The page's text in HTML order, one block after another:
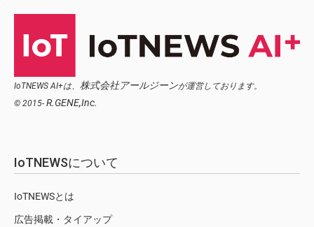
IoTNEWS AI+は、 株式会社アールジーンが運営しております。
© 2015- R.GENE,Inc.
IoTNEWSについて
IoTNEWSとは
広告掲載・タイアップ